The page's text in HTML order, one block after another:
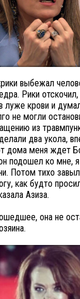
выбежал
Рики
луже крови и
не могли
из
два укола,
дома меня ждет
подошел ко мне,
Потом тихо
как будто
Азиза.
она не